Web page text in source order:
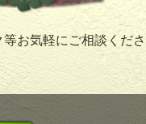
お気軽にご相談くださ